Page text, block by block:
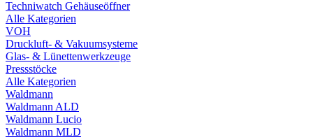
Techniwatch Gehäuseöffner
Alle Kategorien
VOH
Druckluft- & Vakuumsysteme
Glas- & Lünettenwerkzeuge
Pressstöcke
Alle Kategorien
Waldmann
Waldmann ALD
Waldmann Lucio
Waldmann MLD